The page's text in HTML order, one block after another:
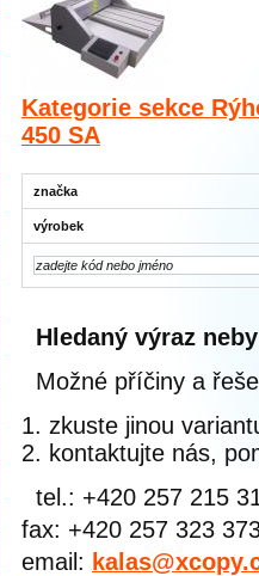
Kategorie sekce
450 SA
značka
výrobek
Hledaný výraz
Možné příčiny a
zkuste jinou
kontaktujte nás,
tel.: +420 257 215
fax: +420 257 323
email: